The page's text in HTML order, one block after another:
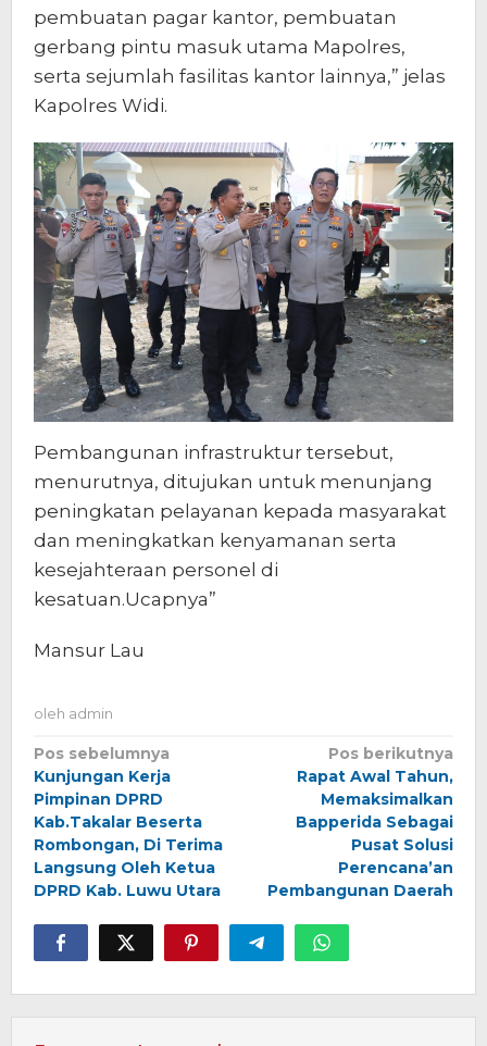
pembuatan pagar kantor, pembuatan
gerbang pintu masuk utama Mapolres,
serta sejumlah fasilitas kantor lainnya,” jelas
Kapolres Widi.
Pembangunan infrastruktur tersebut,
menurutnya, ditujukan untuk menunjang
peningkatan pelayanan kepada masyarakat
dan meningkatkan kenyamanan serta
kesejahteraan personel di
kesatuan.Ucapnya”
Mansur Lau
oleh admin
Navigasi
pos
Pos sebelumnya
Kunjungan Kerja
Pimpinan DPRD
Kab.Takalar Beserta
Rombongan, Di Terima
Langsung Oleh Ketua
DPRD Kab. Luwu Utara
Pos berikutnya
Rapat Awal Tahun,
Memaksimalkan
Bapperida Sebagai
Pusat Solusi
Perencana’an
Pembangunan Daerah